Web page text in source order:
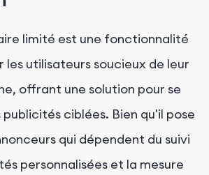
limité est une fonctionnalité
utilisateurs soucieux de leur
offrant une solution pour se
ciblées. Bien qu'il pose
qui dépendent du suivi
personnalisées et la mesure